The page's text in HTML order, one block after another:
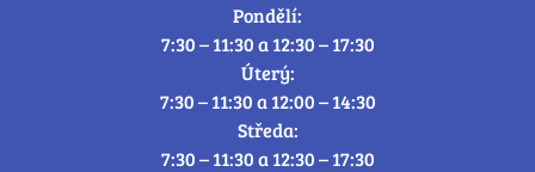
Pondělí:
7:30 – 11:30 a 12:30 – 17:30
Úterý:
7:30 – 11:30 a 12:00 – 14:30
Středa:
7:30 – 11:30 a 12:30 – 17:30